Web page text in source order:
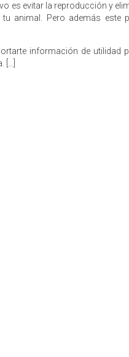
es evitar la reproducción y
animal. Pero además este
información de utilidad
[…]